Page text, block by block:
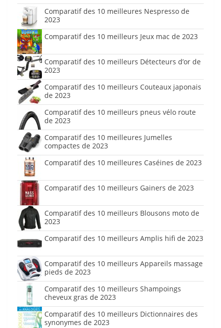
Comparatif des 10 meilleures Nespresso de
2023
Comparatif des 10 meilleurs Jeux mac de 2023
Comparatif des 10 meilleurs Détecteurs d’or de
2023
Comparatif des 10 meilleurs Couteaux japonais
de 2023
Comparatif des 10 meilleurs pneus vélo route
de 2023
Comparatif des 10 meilleures Jumelles
compactes de 2023
Comparatif des 10 meilleures Caséines de 2023
Comparatif des 10 meilleurs Gainers de 2023
Comparatif des 10 meilleurs Blousons moto de
2023
Comparatif des 10 meilleurs Amplis hifi de 2023
Comparatif des 10 meilleurs Appareils massage
pieds de 2023
Comparatif des 10 meilleurs Shampoings
cheveux gras de 2023
Comparatif des 10 meilleurs Dictionnaires des
synonymes de 2023